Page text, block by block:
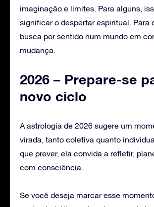
imaginação e limites. Para alguns,
significar o despertar espiritual. Para
busca por sentido num mundo em
mudança.
2026 – Prepare-se
novo ciclo
A astrologia de 2026 sugere um
virada, tanto coletiva quanto
que prever, ela convida a refletir,
com consciência.
Se você deseja marcar esse